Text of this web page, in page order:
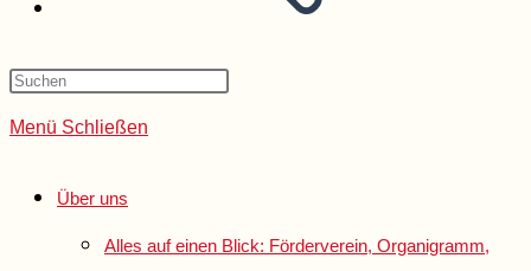
Menü Schließen
Über uns
Alles auf einen Blick: Förderverein, Organigramm,